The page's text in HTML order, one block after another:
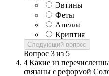
Эвтины
Феты
Апелла
Криптия
Следующий вопрос
Вопрос 3 из 5
4 Какие из
связаны с реформой